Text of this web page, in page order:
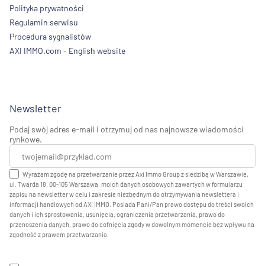
Polityka prywatności
Regulamin serwisu
Procedura sygnalistów
AXI IMMO.com - English website
Newsletter
Podaj swój adres e-mail i otrzymuj od nas najnowsze wiadomości
rynkowe.
Wyrażam zgodę na przetwarzanie przez Axi Immo Group z siedzibą w Warszawie,
ul. Twarda 18, 00-105 Warszawa, moich danych osobowych zawartych w formularzu
zapisu na newsletter w celu i zakresie niezbędnym do otrzymywania newslettera i
informacji handlowych od AXI IMMO. Posiada Pani/Pan prawo dostępu do treści swoich
danych i ich sprostowania, usunięcia, ograniczenia przetwarzania, prawo do
przenoszenia danych, prawo do cofnięcia zgody w dowolnym momencie bez wpływu na
zgodność z prawem przetwarzania.